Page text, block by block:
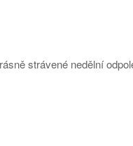
strávené nedělní